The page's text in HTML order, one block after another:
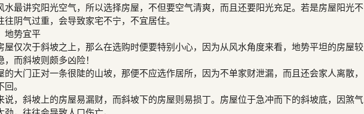
水最讲究阳光空气，所以选择房屋，不但要空气清爽，而且还要阳光充足。若是房屋阳光不
往阴气过重，会导致家宅不宁，不宜居住。
地势宜平
屋仅次于斜坡之上，那么在选购时便要特别小心，因为从风水角度来看，地势平坦的房屋较
，而斜坡则颇多凶险！
的大门正对一条很陡的山坡，那便不应选作居所，因为不单家财泄漏，而且还会家人离散，
。
说，斜坡上的房屋易漏财，而斜坡下的房屋则易损丁。房屋位于急冲而下的斜坡底，因煞气